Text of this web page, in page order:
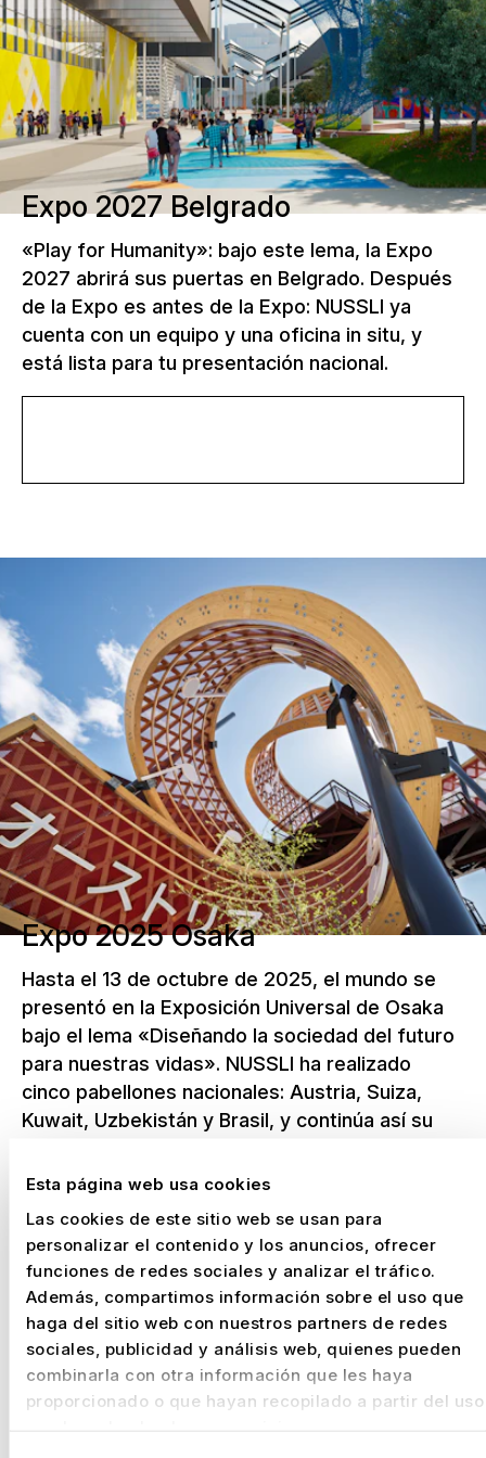
Esta página web usa cookies
Las cookies de este sitio web se usan para
personalizar el contenido y los anuncios, ofrecer
funciones de redes sociales y analizar el tráfico.
Además, compartimos información sobre el uso que
haga del sitio web con nuestros partners de redes
sociales, publicidad y análisis web, quienes pueden
combinarla con otra información que les haya
proporcionado o que hayan recopilado a partir del uso
Expo 2027 Belgrado
«Play for Humanity»: bajo este lema, la Expo
2027 abrirá sus puertas en Belgrado. Después
de la Expo es antes de la Expo: NUSSLI ya
cuenta con un equipo y una oficina in situ, y
está lista para tu presentación nacional.
Expo 2025 Osaka
Hasta el 13 de octubre de 2025, el mundo se
presentó en la Exposición Universal de Osaka
bajo el lema «Diseñando la sociedad del futuro
para nuestras vidas». NUSSLI ha realizado
cinco pabellones nacionales: Austria, Suiza,
Kuwait, Uzbekistán y Brasil, y continúa así su
mundiales.
Más información sobre la Exposición
Universal 2025 de Osaka
NUSSLI - Su socio para